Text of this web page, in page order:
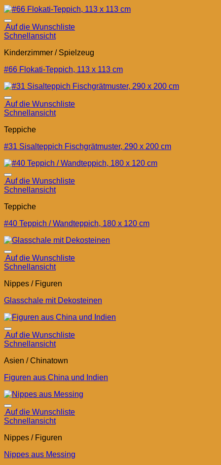
Auf die Wunschliste
Schnellansicht
Kinderzimmer / Spielzeug
#66 Flokati-Teppich, 113 x 113 cm
Auf die Wunschliste
Schnellansicht
Teppiche
#31 Sisalteppich Fischgrätmuster, 290 x 200 cm
Auf die Wunschliste
Schnellansicht
Teppiche
#40 Teppich / Wandteppich, 180 x 120 cm
Auf die Wunschliste
Schnellansicht
Nippes / Figuren
Glasschale mit Dekosteinen
Auf die Wunschliste
Schnellansicht
Asien / Chinatown
Figuren aus China und Indien
Auf die Wunschliste
Schnellansicht
Nippes / Figuren
Nippes aus Messing